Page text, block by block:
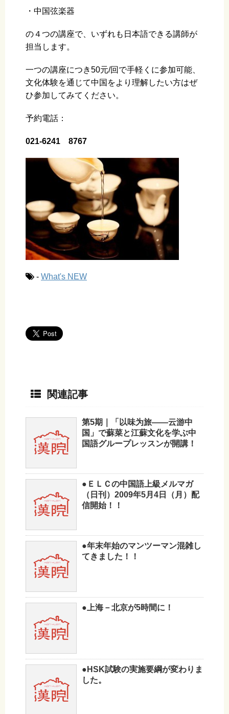
・中国弦楽器
の４つの講座で、いずれも日本語できる講師が
担当します。
一つの講座につき50元/回で手軽くに参加可能、
文化体験を通じて中国をより理解したい方はぜ
ひ参加してみてください。
予約電話：
021-6241 8767
- What's NEW
関連記事
第5期｜「以味为旅——云游中
国」で蘇菜と江蘇文化を学ぶ中
国語グループレッスンが開講！
●ＥＬＣの中国語上級メルマガ
（日刊）2009年5月4日（月）配
信開始！！
●年末年始のマンツーマン混雑し
てきました！！
●上海－北京が5時間に！
●HSK試験の実施要綱が変わりま
した。